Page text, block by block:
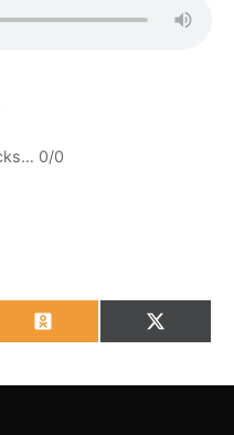
0/0
OdnoklassnikiX